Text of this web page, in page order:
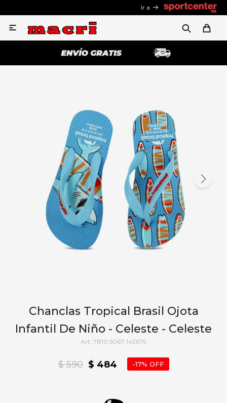
Ir a

Chanclas Tropical Brasil Ojota
Infantil De Niño - Celeste - Celeste
TB10.5067-143679
$ 484
$ 590 17